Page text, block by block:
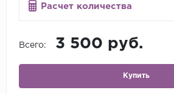
Расчет количества
Всего: 3 500 руб.
Купить